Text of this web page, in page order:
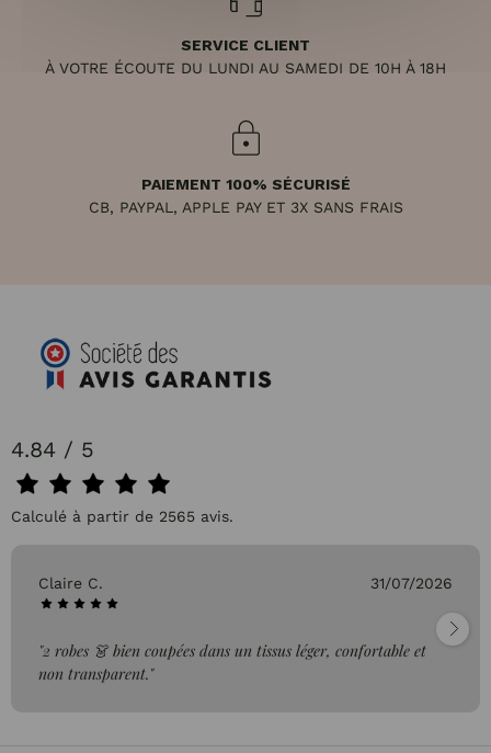
SERVICE CLIENT
À VOTRE ÉCOUTE DU LUNDI AU SAMEDI DE 10H À 18H
PAIEMENT 100% SÉCURISÉ
CB, PAYPAL, APPLE PAY ET 3X SANS FRAIS
4.84 / 5
Calculé à partir de 2565 avis.
Claire C. 31/07/2026
"2 robes 👗 bien coupées dans un tissus léger, confortable et
non transparent."